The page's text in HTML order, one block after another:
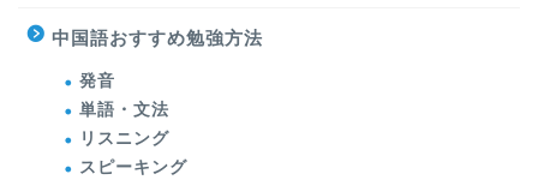
中国語おすすめ勉強方法
発音
単語・文法
リスニング
スピーキング